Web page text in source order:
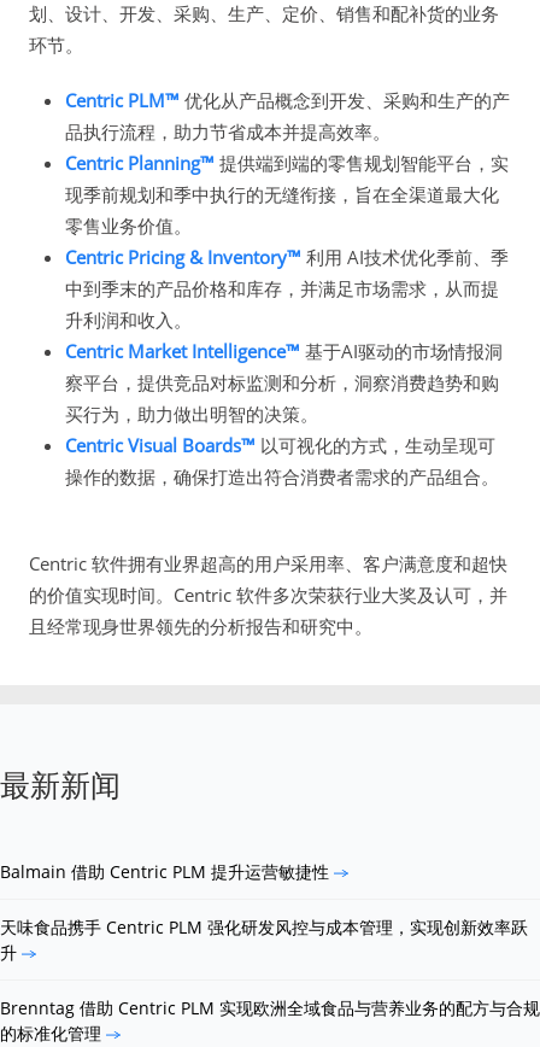
划、设计、开发、采购、生产、定价、销售和配补货的业务
环节。
Centric PLM™ 优化从产品概念到开发、采购和生产的产
品执行流程，助力节省成本并提高效率。
Centric Planning™ 提供端到端的零售规划智能平台，实
现季前规划和季中执行的无缝衔接，旨在全渠道最大化
零售业务价值。
Centric Pricing & Inventory™ 利用 AI技术优化季前、季
中到季末的产品价格和库存，并满足市场需求，从而提
升利润和收入。
Centric Market Intelligence™ 基于AI驱动的市场情报洞
察平台，提供竞品对标监测和分析，洞察消费趋势和购
买行为，助力做出明智的决策。
Centric Visual Boards™ 以可视化的方式，生动呈现可
操作的数据，确保打造出符合消费者需求的产品组合。
Centric 软件拥有业界超高的用户采用率、客户满意度和超快
的价值实现时间。Centric 软件多次荣获行业大奖及认可，并
且经常现身世界领先的分析报告和研究中。
最新新闻
Balmain 借助 Centric PLM 提升运营敏捷性
天味食品携手 Centric PLM 强化研发风控与成本管理，实现创新效率跃
升
Brenntag 借助 Centric PLM 实现欧洲全域食品与营养业务的配方与合规
的标准化管理